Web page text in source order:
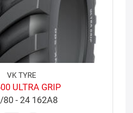
VK TYRE
ULTRA GRIP
80 - 24 162A8